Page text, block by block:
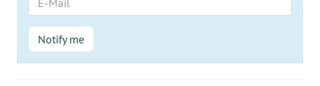
Mail
Notify me